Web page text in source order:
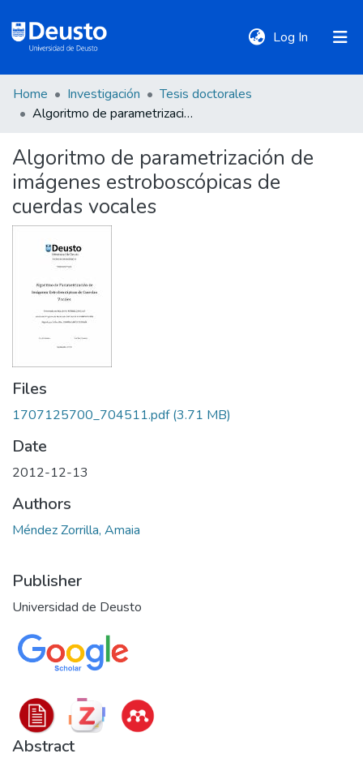
Log In (current)
DeustoTeka
Communities
&
Collections
All of DSpace
Statistics
Home Investigación
Tesis doctorales
Algoritmo de parametrización de imágenes estroboscópicas de cuerdas vocales
Algoritmo de parametrización de
imágenes estroboscópicas de
cuerdas vocales
Files
1707125700_704511.pdf(3.71 MB)
Date
2012-12-13
Authors
Méndez Zorrilla, Amaia
Publisher
Universidad de Deusto
Abstract